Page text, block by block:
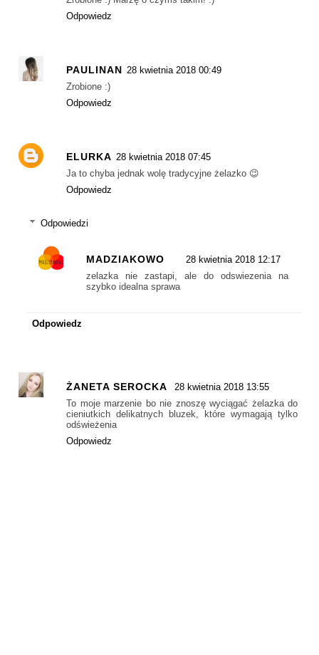
Odpowiedz
PAULINAN 28 kwietnia 2018 00:49
Zrobione :)
Odpowiedz
ELURKA 28 kwietnia 2018 07:45
Ja to chyba jednak wolę tradycyjne żelazko 😉
Odpowiedz
Odpowiedzi
MADZIAKOWO
28 kwietnia 2018 12:17
zelazka nie zastapi, ale do odswiezenia na
szybko idealna sprawa
Odpowiedz
ŻANETA SEROCKA
28 kwietnia 2018 13:55
To moje marzenie bo nie znoszę wyciągać żelazka do
cieniutkich delikatnych bluzek, które wymagają tylko
odświeżenia
Odpowiedz